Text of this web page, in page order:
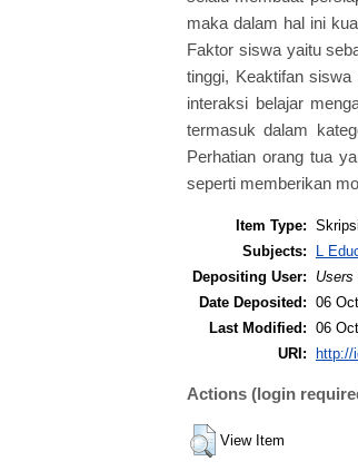
maka dalam hal ini
Faktor siswa yaitu
tinggi, Keaktifan
interaksi belajar
termasuk dalam
Perhatian orang tua
seperti memberikan
Item Type: Skripsi
Subjects:
L
Depositing User:
Users
Date Deposited: 06
Last Modified: 06
URI: http://
Actions (login
View Item